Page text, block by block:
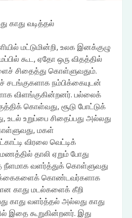
காது வடித்தல்
மட்டுமின்றி, உலக இனக்குழு
கூட, ஏதோ ஒரு விதத்தில்
சிதைத்து கொள்ளுவதும்.
நம்பிக்கையுடன்
விளங்குகின்றனர். பல்லைக்
கொள்வது, சூடு போட்டுக்
உடல் உறுப்பை சிதைப்பது அல்லது
மகள்
விரலை வெட்டிக்
தாலி ஏறும் போது
நீளமாக வளர்த்துக் கொள்ளுவது
கொண்டவர்களாக
காது மடல்களைக் கீறி
காது வளர்த்தல் அல்லது காது
இதை கூறுகின்றனர். இது